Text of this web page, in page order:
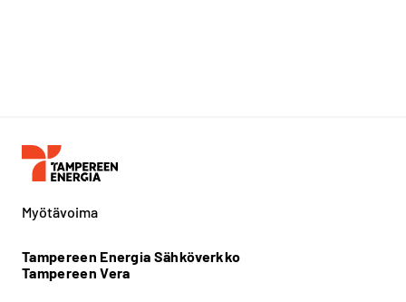
Myötävoima
Tampereen Energia Sähköverkko
Tampereen Vera